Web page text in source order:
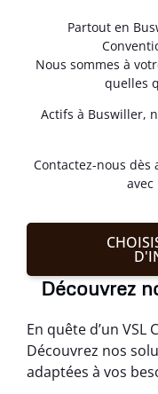
Partout en
Nous sommes à
quelles
Actifs à Buswiller,
Contactez-nous dès
Découvrez
En quête d’un
Découvrez nos
adaptées à vos